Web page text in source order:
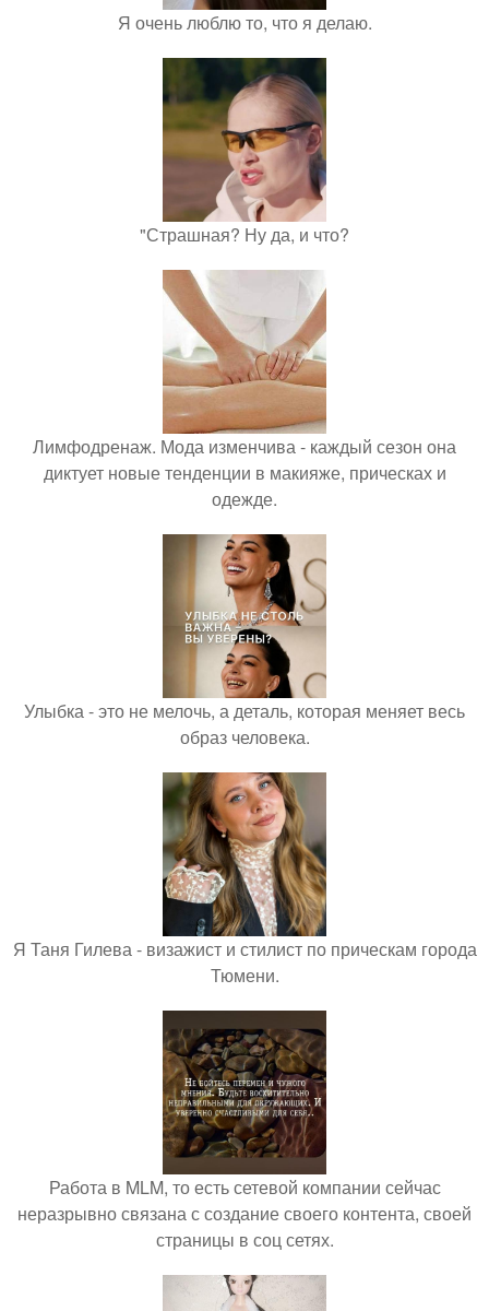
Я очень люблю то, что я делаю.
"Страшная? Ну да, и что?
Лимфодренаж. Мода изменчива - каждый сезон она
диктует новые тенденции в макияже, прическах и
одежде.
Улыбка - это не мелочь, а деталь, которая меняет весь
образ человека.
Я Таня Гилева - визажист и стилист по прическам города
Тюмени.
Работа в MLM, то есть сетевой компании сейчас
неразрывно связана с создание своего контента, своей
страницы в соц сетях.